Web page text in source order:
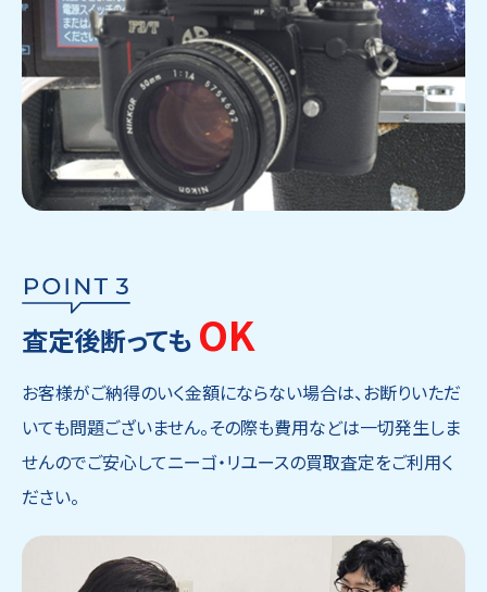
査定後断っても OK
お客様がご納得のいく金額にならない場合は、お断りいただ
いても問題ございません。その際も費用などは一切発生しま
せんのでご安心してニーゴ・リユースの買取査定をご利用く
ださい。